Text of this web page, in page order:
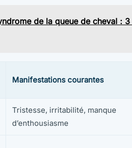
de la queue de cheval :
Manifestations courantes
Tristesse, irritabilité, manque
d’enthousiasme